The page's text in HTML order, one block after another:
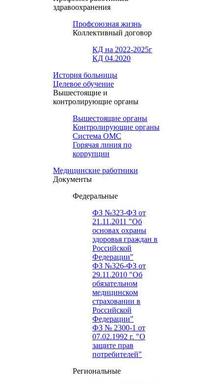
здравоохранения
Профсоюзная жизнь
Коллективный договор
КД на 2022-2025г
КД 04.2020
История больницы
Целевое обучение
Вышестоящие и
контролирующие органы
Вышестоящие органы
Контролирующие органы
Система ОМС
Горячая линия по
коррупции
Медицинские работники
Документы
Федеральные
ФЗ №323-ФЗ от
21.11.2011 "Об
основах охраны
здоровья граждан в
Российской
Федерации"
ФЗ №326-ФЗ от
29.11.2010 "Об
обязательном
медицинском
страховании в
Российской
Федерации"
ФЗ № 2300-1 от
07.02.1992 г. "О
защите прав
потребителей"
Региональные